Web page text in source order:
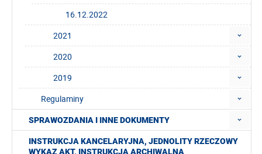
16.12.2022
2021
2020
2019
Regulaminy
SPRAWOZDANIA I INNE DOKUMENTY
INSTRUKCJA KANCELARYJNA, JEDNOLITY RZECZOWY
WYKAZ AKT, INSTRUKCJA ARCHIWALNA